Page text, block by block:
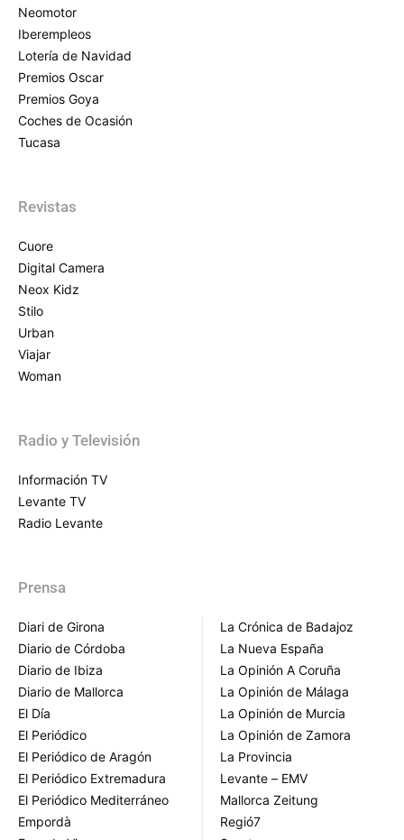
Neomotor
Iberempleos
Lotería de Navidad
Premios Oscar
Premios Goya
Coches de Ocasión
Tucasa
Revistas
Cuore
Digital Camera
Neox Kidz
Stilo
Urban
Viajar
Woman
Radio y Televisión
Información TV
Levante TV
Radio Levante
Prensa
Diari de Girona
Diario de Córdoba
Diario de Ibiza
Diario de Mallorca
El Día
El Periódico
El Periódico de Aragón
El Periódico Extremadura
El Periódico Mediterráneo
Empordà
La Crónica de Badajoz
La Nueva España
La Opinión A Coruña
La Opinión de Málaga
La Opinión de Murcia
La Opinión de Zamora
La Provincia
Levante – EMV
Mallorca Zeitung
Regió7